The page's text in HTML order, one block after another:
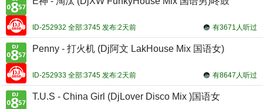
有3671人听过
ID-252932 全部:3745 发布:2天前
Penny - 打火机 (Dj阿文 LakHouse Mix 国语女)
有8647人听过
ID-252933 全部:3745 发布:2天前
T.U.S - China Girl (DjLover Disco Mix )国语女